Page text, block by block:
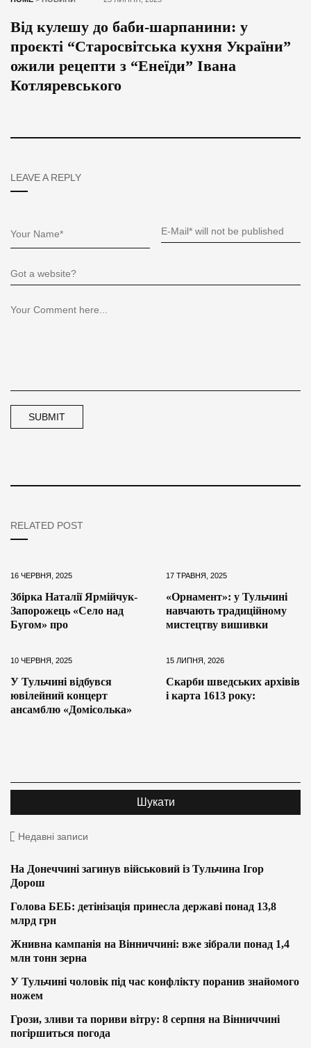
Від кулешу до баби-шарпанини: у
проєкті “Старосвітська кухня України”
ожили рецепти з “Енеїди” Івана
Котляревського
LEAVE A REPLY
RELATED POST
16 ЧЕРВНЯ, 2025
Збірка Наталії Ярмійчук-
Запорожець «Село над
Бугом» про
17 ТРАВНЯ, 2025
«Орнамент»: у Тульчині
навчають традиційному
мистецтву вишивки
10 ЧЕРВНЯ, 2025
У Тульчині відбувся
ювілейний концерт
ансамблю «Домісолька»
15 ЛИПНЯ, 2026
Скарби шведських архівів
і карта 1613 року:
Недавні записи
На Донеччині загинув військовий із Тульчина Ігор
Дорош
Голова БЕБ: детінізація принесла державі понад 13,8
млрд грн
Жнивна кампанія на Вінниччині: вже зібрали понад 1,4
млн тонн зерна
У Тульчині чоловік під час конфлікту поранив знайомого
ножем
Грози, зливи та пориви вітру: 8 серпня на Вінниччині
погіршиться погода